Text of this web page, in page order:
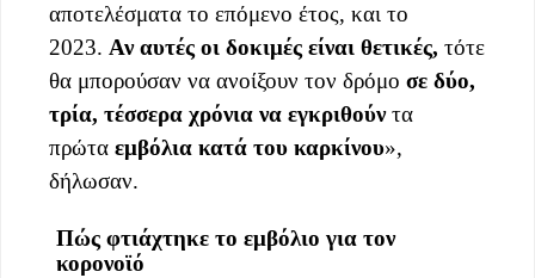
αποτελέσματα το επόμενο έτος, και το
2023. Αν αυτές οι δοκιμές είναι θετικές, τότε
θα μπορούσαν να ανοίξουν τον δρόμο σε δύο,
τρία, τέσσερα χρόνια να εγκριθούντα
πρώτα εμβόλια κατά του καρκίνου»,
δήλωσαν.
Πώς φτιάχτηκε το εμβόλιο για τον
κορονοϊό